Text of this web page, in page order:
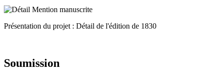
Présentation du projet : Détail de l'édition de 1830
Soumission